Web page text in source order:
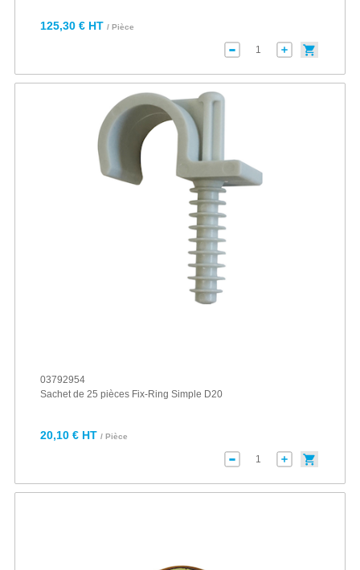
125,30 € HT / Pièce
03792954
Sachet de 25 pièces Fix-Ring Simple D20
20,10 € HT / Pièce